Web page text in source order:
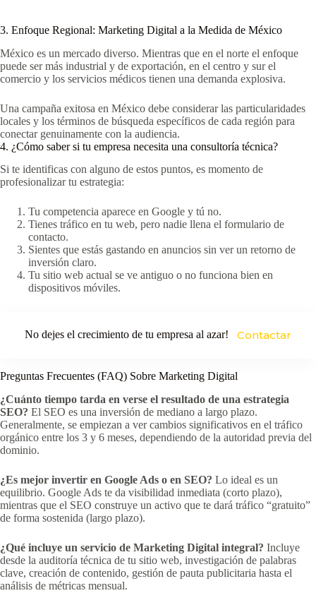
3. Enfoque Regional: Marketing Digital a la Medida de México
México es un mercado diverso. Mientras que en el norte el enfoque
puede ser más industrial y de exportación, en el centro y sur el
comercio y los servicios médicos tienen una demanda explosiva.
Una campaña exitosa en México debe considerar las particularidades
locales y los términos de búsqueda específicos de cada región para
conectar genuinamente con la audiencia.
4. ¿Cómo saber si tu empresa necesita una consultoría técnica?
Si te identificas con alguno de estos puntos, es momento de
profesionalizar tu estrategia:
Tu competencia aparece en Google y tú no.
Tienes tráfico en tu web, pero nadie llena el formulario de
contacto.
Sientes que estás gastando en anuncios sin ver un retorno de
inversión claro.
Tu sitio web actual se ve antiguo o no funciona bien en
dispositivos móviles.
No dejes el crecimiento de tu empresa al azar! Contactar
Preguntas Frecuentes (FAQ) Sobre Marketing Digital
¿Cuánto tiempo tarda en verse el resultado de una estrategia
SEO? El SEO es una inversión de mediano a largo plazo.
Generalmente, se empiezan a ver cambios significativos en el tráfico
orgánico entre los 3 y 6 meses, dependiendo de la autoridad previa del
dominio.
¿Es mejor invertir en Google Ads o en SEO? Lo ideal es un
equilibrio. Google Ads te da visibilidad inmediata (corto plazo),
mientras que el SEO construye un activo que te dará tráfico “gratuito”
de forma sostenida (largo plazo).
¿Qué incluye un servicio de Marketing Digital integral? Incluye
desde la auditoría técnica de tu sitio web, investigación de palabras
clave, creación de contenido, gestión de pauta publicitaria hasta el
análisis de métricas mensual.